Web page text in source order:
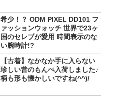
希少！？ ODM PIXEL DD101 フ
ァッションウォッチ 世界で23ヶ
国のセレブが愛用 時間表示のな
い腕時計!?
【古着】なかなか手に入らない
珍しい昔のもんぺ入荷しました♪
柄も形も懐かしいですね(^^)/